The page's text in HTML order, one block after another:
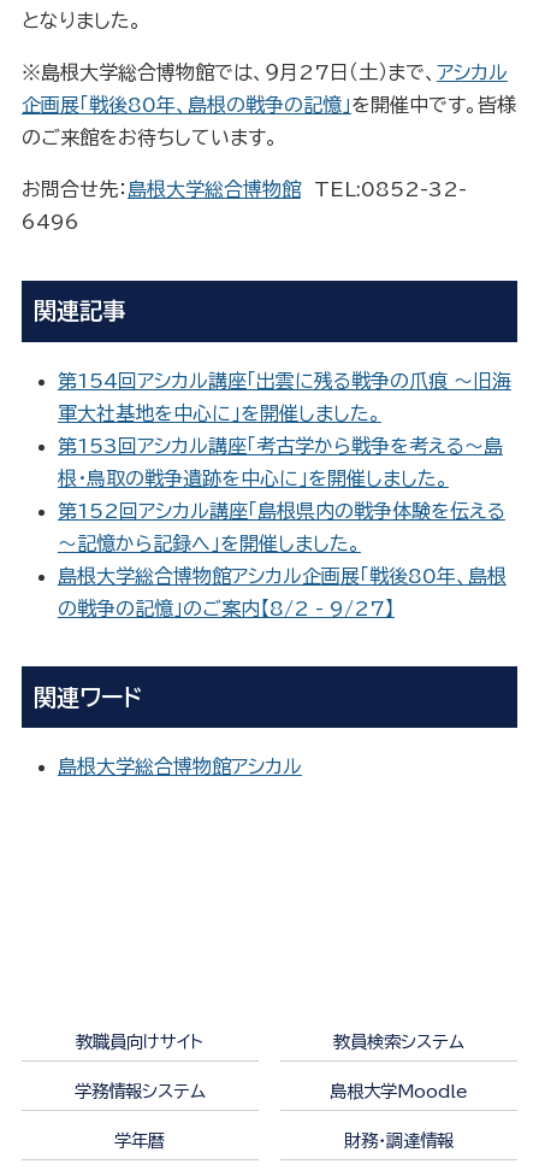
となりました。
※島根大学総合博物館では、９月27日（土）まで、 アシカル
企画展「戦後80年、島根の戦争の記憶」を開催中です。皆様
のご来館をお待ちしています。
お問合せ先： 島根大学総合博物館TEL:0852-32-
6496
関連記事
第154回アシカル講座「出雲に残る戦争の爪痕 ～旧海
軍大社基地を中心に」を開催しました。
第153回アシカル講座「考古学から戦争を考える～島
根・鳥取の戦争遺跡を中心に」を開催しました。
第152回アシカル講座「島根県内の戦争体験を伝える
～記憶から記録へ」を開催しました。
島根大学総合博物館アシカル企画展「戦後80年、島根
の戦争の記憶」のご案内【8/2 - 9/27】
関連ワード
島根大学総合博物館アシカル
教職員向けサイト 教員検索システム
学務情報システム 島根大学Moodle
学年暦 財務・調達情報